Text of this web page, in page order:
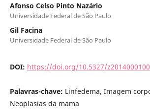
Afonso Celso Pinto Nazário
Universidade Federal de São Paulo
Gil Facina
Universidade Federal de São Paulo
DOI: https://doi.org/10.5327/
Palavras-chave: Linfedema, Imagem
Neoplasias da mama